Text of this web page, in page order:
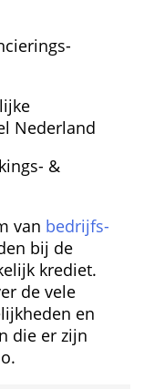
Nederland
&
van bedrijfs­
bij de
krediet.
de vele
en
die er zijn